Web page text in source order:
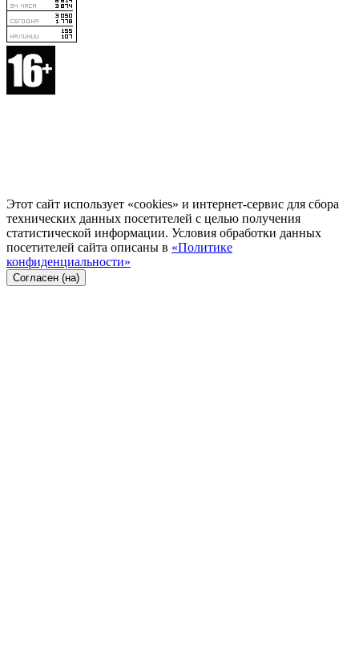
Этот сайт использует «cookies» и интернет-сервис для сбора
технических данных посетителей с целью получения
статистической информации. Условия обработки данных
посетителей сайта описаны в «Политике
конфиденциальности»
Согласен (на)